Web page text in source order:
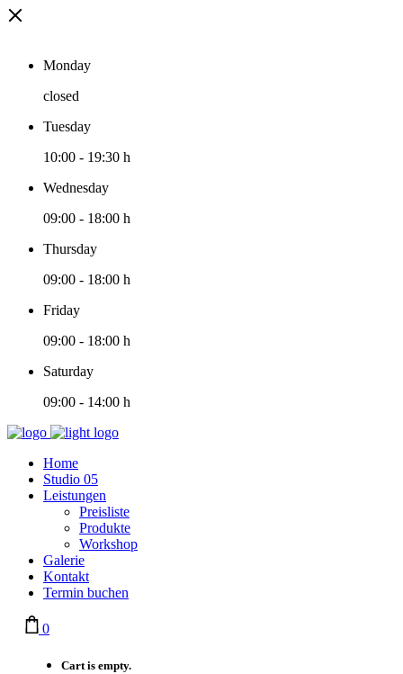
Monday
closed
Tuesday
10:00 - 19:30 h
Wednesday
09:00 - 18:00 h
Thursday
09:00 - 18:00 h
Friday
09:00 - 18:00 h
Saturday
09:00 - 14:00 h
Home
Studio 05
Leistungen
Preisliste
Produkte
Workshop
Galerie
Kontakt
Termin buchen
0
Cart is empty.